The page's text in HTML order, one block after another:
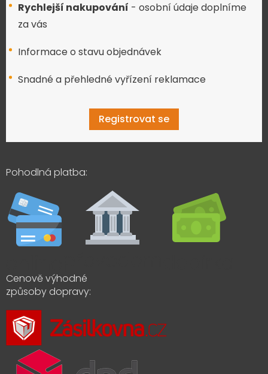
Rychlejší nakupování - osobní údaje doplníme
za vás
Informace o stavu objednávek
Snadné a přehledné vyřízení reklamace
Registrovat se
Pohodlná platba:
Cenově výhodné
způsoby dopravy: